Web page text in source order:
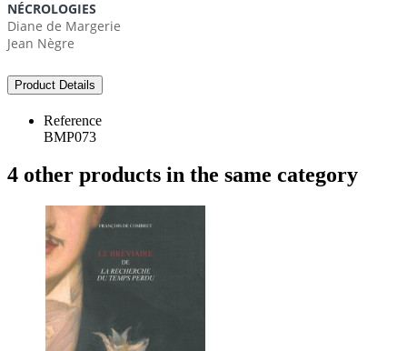
NÉCROLOGIES
Diane de Margerie
Jean Nègre
Product Details
Reference
BMP073
4 other products in the same category